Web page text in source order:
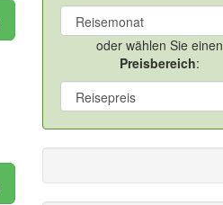
oder wählen Sie einen
Preisbereich: